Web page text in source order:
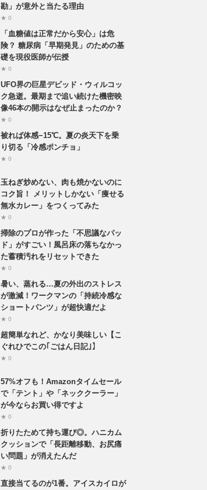
勘」が意外と当たる理由
★ 0
「血糖値は正常だから安心」は危
険？ 糖尿病「早期発見」のための基
礎を現役医師が伝授
★ 0
UFO界の巨星デビッド・ウィルコッ
ク急逝。最期まで追い続けた機密映
像46本の開示はなぜ止まったのか？
★ 0
被れば体感−15℃。夏の炎天下を乗
り切る「冷感ポンチョ」
★ 0
玉ねぎ炒めない、肉も焼かないのに
コク旨！ メリットしかない「痩せる
無水カレー」をつくってみた
★ 0
掃除のプロが作った「不思議なパッ
ド」がすごい！風呂床の落ちなかっ
た蓄積汚れをリセットできた
★ 0
暑い、蒸れる…夏の外出のストレス
が激減！ワークマンの「持続冷感な
ショートパンツ」が超快適だよ
★ 0
超簡単なれど、かなり美味しい【こ
ぐれひでこの｢ごはん日記｣】
★ 0
57%オフも！Amazonタイムセール
で「テント」や「ネッククーラー」
が今ならお買い得ですよ
★ 0
折りたためて持ち運び◎。ハニカム
クッションで「長距離移動、お尻痛
い問題」が消えたんだ
★ 0
直接当てるのが1番。アイスカイロが